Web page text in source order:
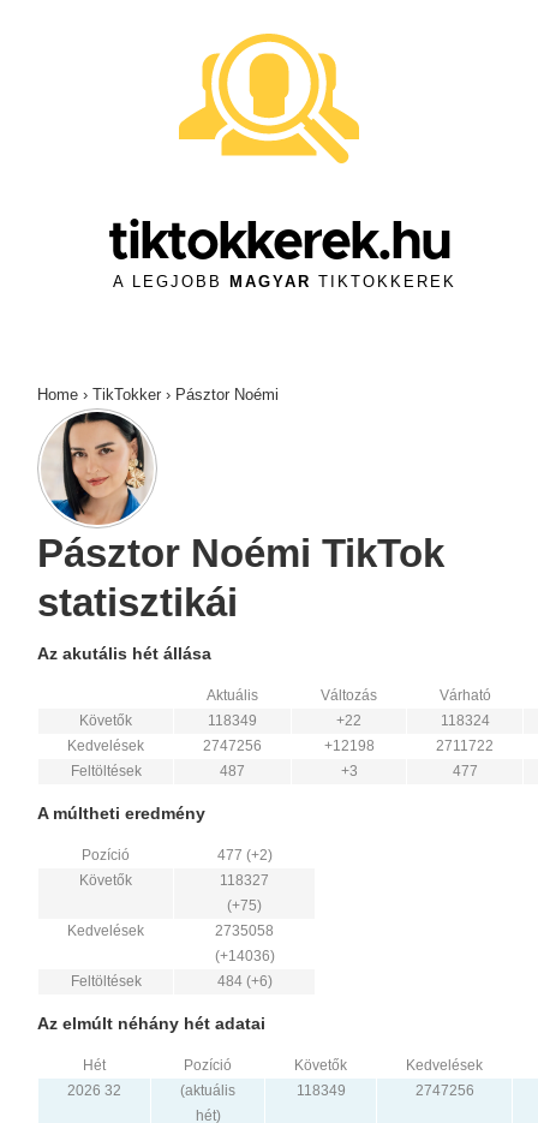
tiktokkerek.hu
A LEGJOBB MAGYAR TIKTOKKEREK
Home › TikTokker › Pásztor Noémi
Pásztor Noémi TikTok
statisztikái
Az akutális hét állása
Aktuális Változás
Várható
Követők
118349 +22
118324
Kedvelések
2747256 +12198
2711722
Feltöltések
487 +3 477
A múltheti eredmény
Pozíció
477 (+2)
Követők
118327
(+75)
Kedvelések
2735058
(+14036)
Feltöltések
484 (+6)
Az elmúlt néhány hét adatai
Hét Pozíció Követők
Kedvelések
2026 32
(aktuális
hét)
118349 2747256